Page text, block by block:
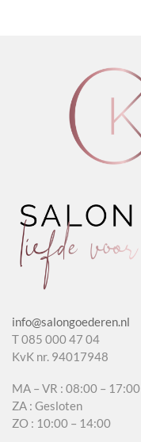
info@salongoederen.nl
T 085 000 47 04
KvK nr. 94017948
MA – VR : 08:00 – 17:00
ZA : Gesloten
ZO : 10:00 – 14:00